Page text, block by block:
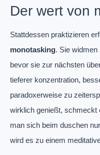
Der wert von
Stattdessen praktizieren
monotasking. Sie widmen
bevor sie zur nächsten
tieferer konzentration,
paradoxerweise zu
wirklich genießt, schmeckt
man sich beim duschen
wird es zu einem